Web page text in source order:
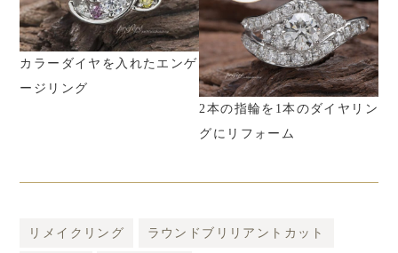
カラーダイヤを入れたエンゲ
ージリング
2本の指輪を1本のダイヤリン
グにリフォーム
リメイクリング ラウンドブリリアントカット